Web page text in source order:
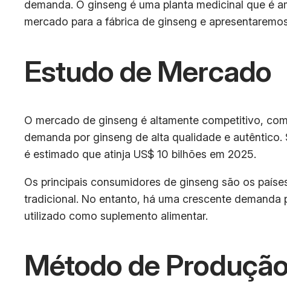
demanda. O ginseng é uma planta medicinal que é
mercado para a fábrica de ginseng e
Estudo de Mercado
O mercado de ginseng é altamente competitivo,
demanda por ginseng de alta qualidade e
é estimado que atinja US$ 10 bilhões em 2025.
Os principais consumidores de ginseng são os
tradicional. No entanto, há uma crescente
utilizado como suplemento alimentar.
Método de